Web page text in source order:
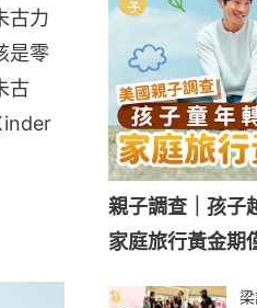
古力
是零
古
親子調查｜孩
家庭旅行黃金期